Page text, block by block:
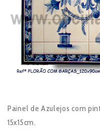
Painel de Azulejos com
15x15cm.